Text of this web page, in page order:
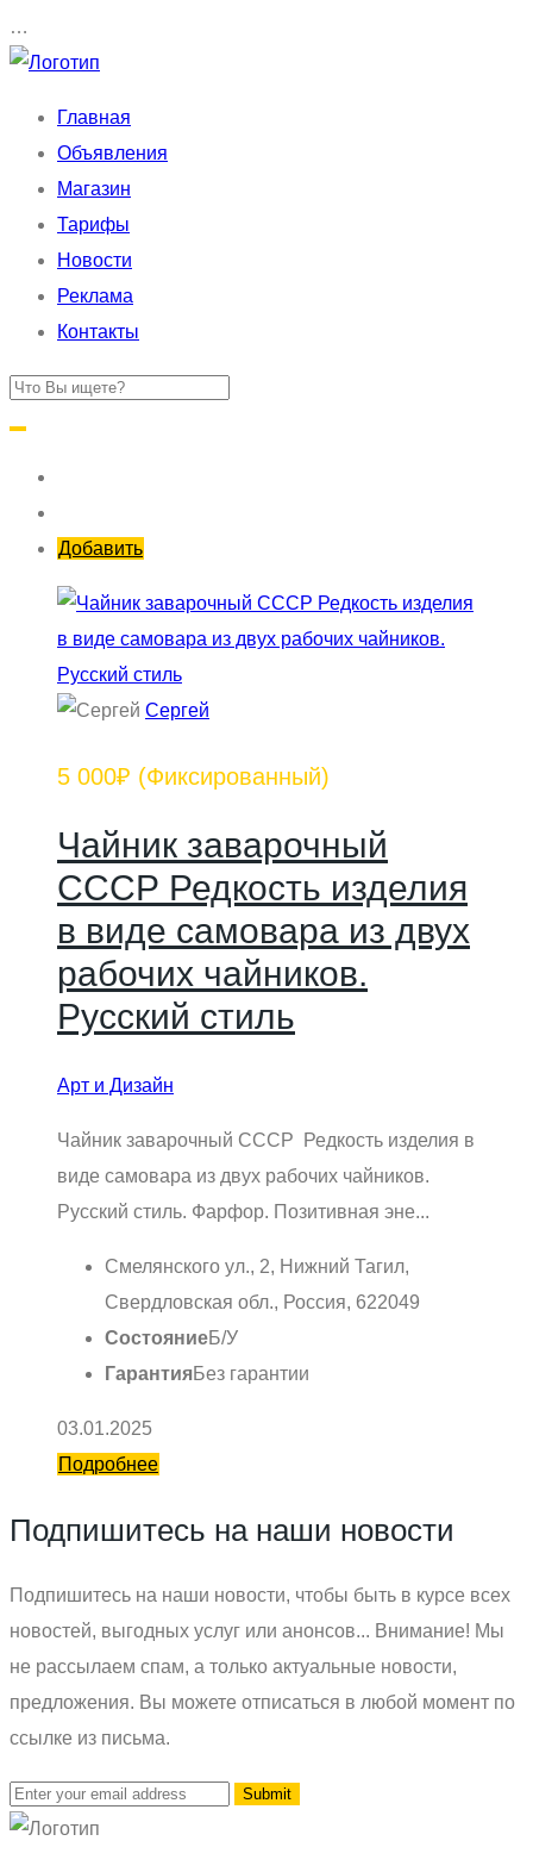
…
Главная
Объявления
Магазин
Тарифы
Новости
Реклама
Контакты
Добавить
Сергей
5 000₽ (Фиксированный)
Чайник заварочный
СССР Редкость изделия
в виде самовара из двух
рабочих чайников.
Русский стиль
Арт и Дизайн
Чайник заварочный СССР Редкость изделия в
виде самовара из двух рабочих чайников.
Русский стиль. Фарфор. Позитивная эне...
Смелянского ул., 2, Нижний Тагил,
Свердловская обл., Россия, 622049
СостояниеБ/У
ГарантияБез гарантии
03.01.2025
Подробнее
Подпишитесь на наши новости
Подпишитесь на наши новости, чтобы быть в курсе всех
новостей, выгодных услуг или анонсов... Внимание! Мы
не рассылаем спам, а только актуальные новости,
предложения. Вы можете отписаться в любой момент по
ссылке из письма.